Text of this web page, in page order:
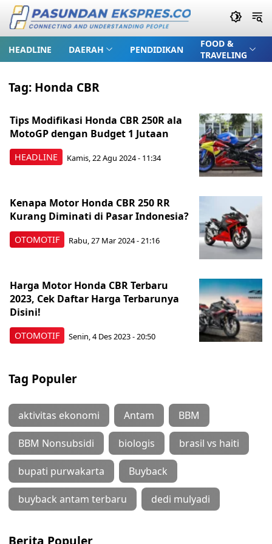
HEADLINE DAERAH PENDIDIKAN
FOOD &
TRAVELING
Tag: Honda CBR
HEADLINE
Tips Modifikasi Honda CBR 250R ala
MotoGP dengan Budget 1 Jutaan
Kamis, 22 Agu 2024 - 11:34
OTOMOTIF
Kenapa Motor Honda CBR 250 RR
Kurang Diminati di Pasar Indonesia?
Rabu, 27 Mar 2024 - 21:16
OTOMOTIF
Harga Motor Honda CBR Terbaru
2023, Cek Daftar Harga Terbarunya
Disini!
Senin, 4 Des 2023 - 20:50
Tag Populer
aktivitas ekonomi Antam BBM
BBM Nonsubsidi biologis brasil vs haiti
bupati purwakarta Buyback
buyback antam terbaru dedi mulyadi
Berita Populer